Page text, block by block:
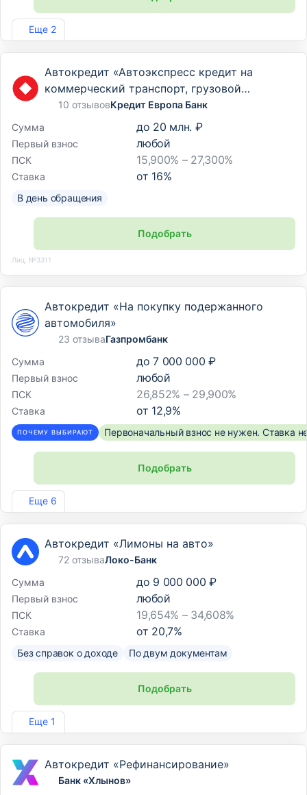
Еще 2
Лиц. №3202
Автокредит «Автоэкспресс кредит на
коммерческий транспорт, грузовой
транспорт и спецтехнику»
10 отзывовКредит Европа Банк
Сумма
до 20 млн. ₽
Первый взнос любой
ПСК 15,900% – 27,300%
Ставка от 16%
В день обращения
Подобрать
Лиц. №3311
Еще 6
Автокредит «На покупку подержанного
автомобиля»
23 отзываГазпромбанк
Сумма
до 7 000 000 ₽
Первый взнос любой
ПСК 26,852% – 29,900%
Ставка от 12,9%
ПОЧЕМУ ВЫБИРАЮТ Первоначальный взнос не нужен. Ставка
Подобрать
Лиц. №354
Еще 1
Автокредит «Лимоны на авто»
72 отзываЛоко-Банк
Сумма
до 9 000 000 ₽
Первый взнос любой
ПСК 19,654% – 34,608%
Ставка от 20,7%
Без справок о доходе По двум документам
Подобрать
Лиц. №2707
Автокредит «Рефинансирование»
Банк «Хлынов»